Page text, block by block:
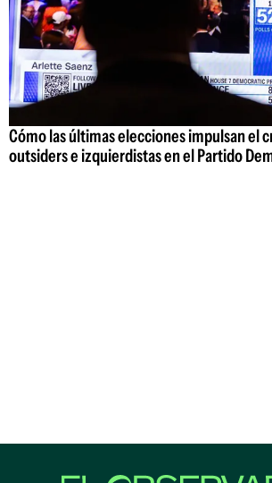
Cómo las últimas elecciones impulsan el
outsiders e izquierdistas en el Partido